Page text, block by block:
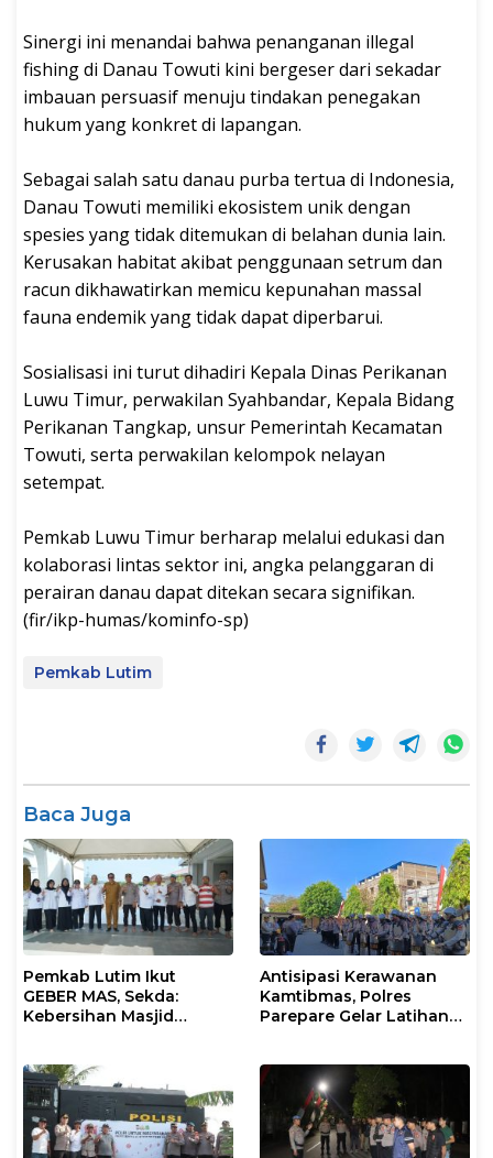
‎Sinergi ini menandai bahwa penanganan illegal
fishing di Danau Towuti kini bergeser dari sekadar
imbauan persuasif menuju tindakan penegakan
hukum yang konkret di lapangan.
‎Sebagai salah satu danau purba tertua di Indonesia,
Danau Towuti memiliki ekosistem unik dengan
spesies yang tidak ditemukan di belahan dunia lain.
Kerusakan habitat akibat penggunaan setrum dan
racun dikhawatirkan memicu kepunahan massal
fauna endemik yang tidak dapat diperbarui.
‎Sosialisasi ini turut dihadiri Kepala Dinas Perikanan
Luwu Timur, perwakilan Syahbandar, Kepala Bidang
Perikanan Tangkap, unsur Pemerintah Kecamatan
Towuti, serta perwakilan kelompok nelayan
setempat.
‎Pemkab Luwu Timur berharap melalui edukasi dan
kolaborasi lintas sektor ini, angka pelanggaran di
perairan danau dapat ditekan secara signifikan.
(fir/ikp-humas/kominfo-sp)
Pemkab Lutim
Baca Juga
Pemkab Lutim Ikut
GEBER MAS, Sekda:
Kebersihan Masjid
Antisipasi Kerawanan
Kamtibmas, Polres
Parepare Gelar Latihan